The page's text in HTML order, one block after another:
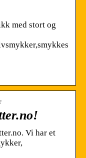
med stort og
Vi har et